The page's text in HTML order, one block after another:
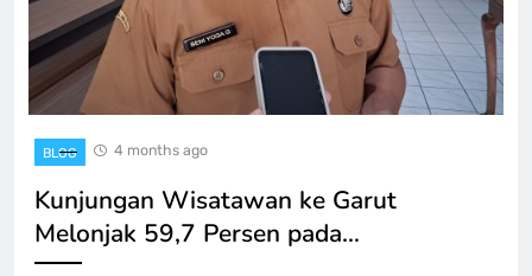
BLOG 4 months ago
Kunjungan Wisatawan ke Garut
Melonjak 59,7 Persen pada…